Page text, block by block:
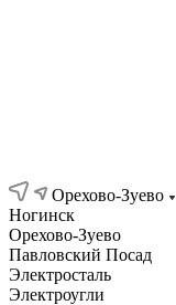
Орехово-Зуево
Ногинск
Орехово-Зуево
Павловский Посад
Электросталь
Электроугли